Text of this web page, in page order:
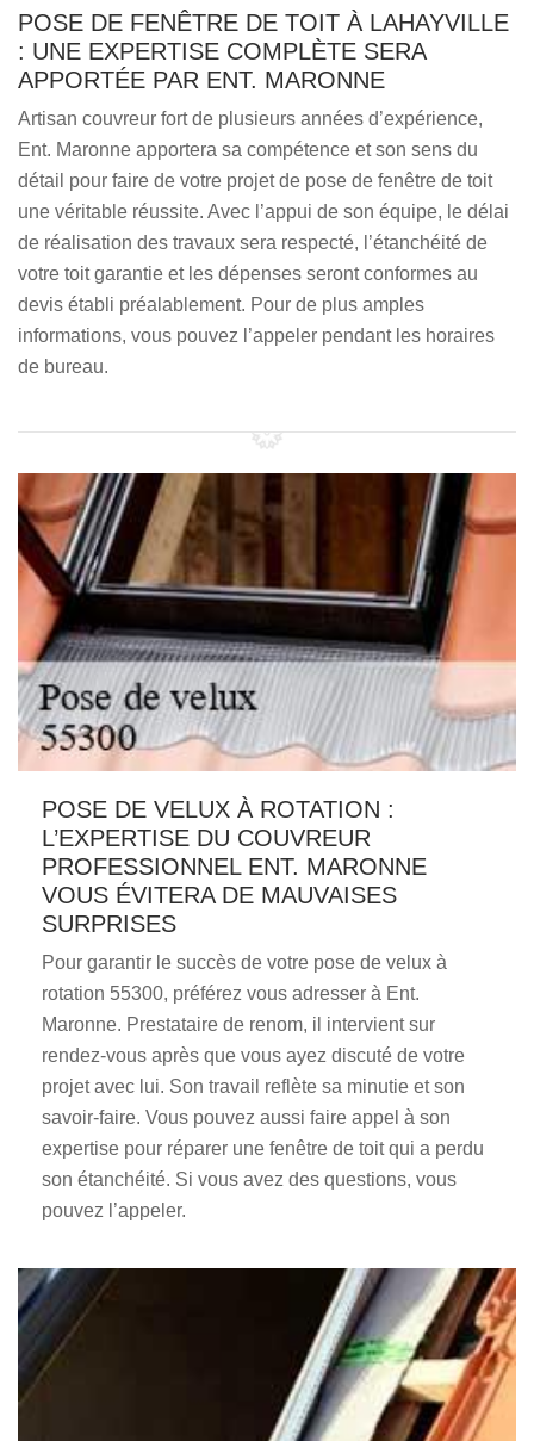
POSE DE FENÊTRE DE TOIT À LAHAYVILLE
: UNE EXPERTISE COMPLÈTE SERA
APPORTÉE PAR ENT. MARONNE
Artisan couvreur fort de plusieurs années d’expérience,
Ent. Maronne apportera sa compétence et son sens du
détail pour faire de votre projet de pose de fenêtre de toit
une véritable réussite. Avec l’appui de son équipe, le délai
de réalisation des travaux sera respecté, l’étanchéité de
votre toit garantie et les dépenses seront conformes au
devis établi préalablement. Pour de plus amples
informations, vous pouvez l’appeler pendant les horaires
de bureau.
POSE DE VELUX À ROTATION :
L’EXPERTISE DU COUVREUR
PROFESSIONNEL ENT. MARONNE
VOUS ÉVITERA DE MAUVAISES
SURPRISES
Pour garantir le succès de votre pose de velux à
rotation 55300, préférez vous adresser à Ent.
Maronne. Prestataire de renom, il intervient sur
rendez-vous après que vous ayez discuté de votre
projet avec lui. Son travail reflète sa minutie et son
savoir-faire. Vous pouvez aussi faire appel à son
expertise pour réparer une fenêtre de toit qui a perdu
son étanchéité. Si vous avez des questions, vous
pouvez l’appeler.